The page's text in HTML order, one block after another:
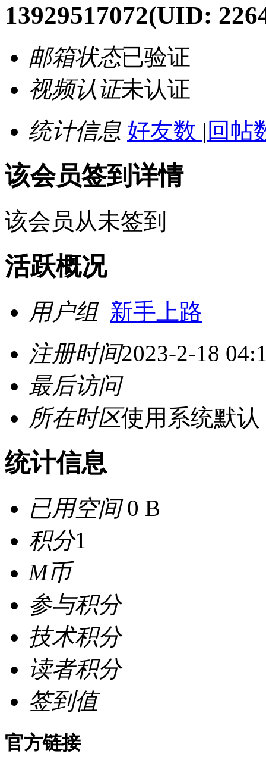
13929517072(UID:
邮箱状态已验证
视频认证未认证
统计信息 好友数 | 回帖
该会员签到详情
该会员从未签到
活跃概况
用户组 新手上路
注册时间2023-2-18
最后访问
所在时区使用系统默认
统计信息
已用空间0 B
积分1
M币
参与积分
技术积分
读者积分
签到值
官方链接